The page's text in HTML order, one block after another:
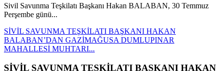
Sivil Savunma Teşkilatı Başkanı Hakan BALABAN, 30 Temmuz
Perşembe günü...
SİVİL SAVUNMA TEŞKİLATI BAŞKANI HAKAN
BALABAN’DAN GAZİMAĞUSA DUMLUPINAR
MAHALLESİ MUHTARI...
SİVİL SAVUNMA TEŞKİLATI BAŞKANI HAKAN